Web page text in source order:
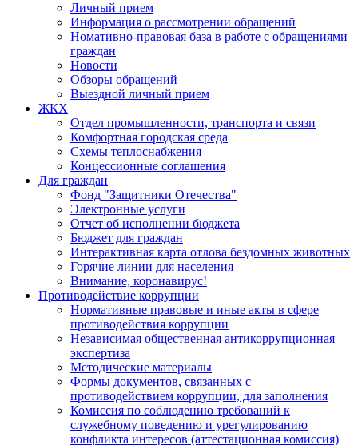
Личный прием
Информация о рассмотрении обращений
Номативно-правовая база в работе с обращениями
граждан
Новости
Обзоры обращений
Выездной личный прием
ЖКХ
Отдел промышленности, транспорта и связи
Комфортная городская среда
Схемы теплоснабжения
Концессионные соглашения
Для граждан
Фонд "Защитники Отечества"
Электронные услуги
Отчет об исполнении бюджета
Бюджет для граждан
Интерактивная карта отлова бездомных животных
Горячие линии для населения
Внимание, коронавирус!
Противодействие коррупции
Нормативные правовые и иные акты в сфере
противодействия коррупции
Независимая общественная антикоррупционная
экспертиза
Методические материалы
Формы документов, связанных с
противодействием коррупции, для заполнения
Комиссия по соблюдению требований к
служебному поведению и урегулированию
конфликта интересов (аттестационная комиссия)